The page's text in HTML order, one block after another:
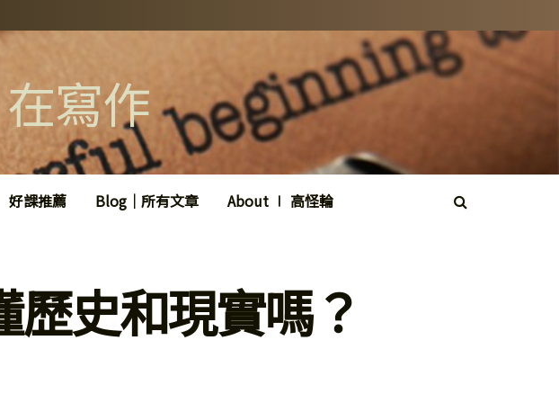
寫作
好課推薦 Blog｜所有文章 About ∣ 高怪輪
歷史和現實嗎？